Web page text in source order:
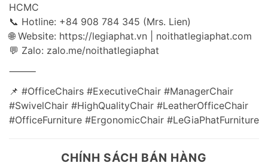
HCMC
📞 Hotline: +84 908 784 345 (Mrs. Lien)
🌐 Website: https://legiaphat.vn | noithatlegiaphat.com
💬 Zalo: zalo.me/noithatlegiaphat
⸻
📌 #OfficeChairs #ExecutiveChair #ManagerChair
#SwivelChair #HighQualityChair #LeatherOfficeChair
#OfficeFurniture #ErgonomicChair #LeGiaPhatFurniture
CHÍNH SÁCH BÁN HÀNG